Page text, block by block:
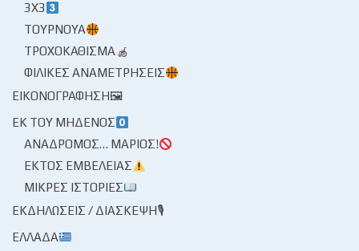
3X3
ΤΟΥΡΝΟΥΆ
ΤΡΟΧΟΚΆΘΙΣΜΑ
ΦΙΛΙΚΈΣ ΑΝΑΜΕΤΡΉΣΕΙΣ
ΕΙΚΟΝΟΓΡΆΦΗΣΗ🖼
ΕΚ ΤΟΥ ΜΗΔΕΝΌΣ
ΑΝΆΔΡΟΜΟΣ… ΜΆΡΙΟΣ!
ΕΚΤΌΣ ΕΜΒΈΛΕΙΑΣ
ΜΙΚΡΈΣ ΙΣΤΟΡΊΕΣ
ΕΚΔΗΛΏΣΕΙΣ / ΔΙΆΣΚΕΨΗ🎙
ΕΛΛΆΔΑ